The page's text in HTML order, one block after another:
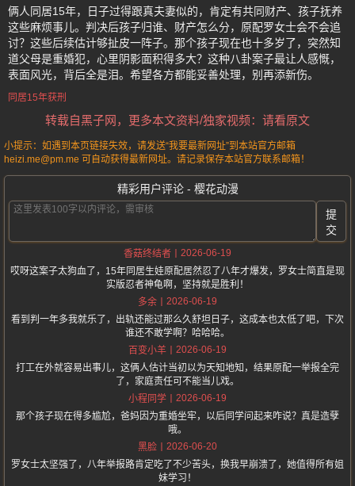
俩人同居15年，日子过得跟真夫妻似的，肯定有共同财产、孩子抚养
这些麻烦事儿。判决后孩子归谁、财产怎么分，原配罗女士会不会追
讨？这些后续估计够扯皮一阵子。那个孩子现在也十多岁了，突然知
道父母是重婚犯，心里阴影面积得多大？这种八卦案子最让人感慨，
表面风光，背后全是泪。希望各方都能妥善处理，别再添新伤。
同居15年获刑
转载自黑子网，更多本文资料/独家视频：请看原文
小提示：如遇到本页链接失效，请发送“我要最新网址”到本站官方邮箱
heizi.me@pm.me 可自动获得最新网址。请记录保存本站官方联系邮箱！
精彩用户评论 - 樱花动漫
提
交
香菇终结者
2026-06-19
哎呀这案子太狗血了，15年同居生娃原配居然忍了八年才爆发，罗女士简直是现
实版忍者神龟啊，坚持就是胜利！
多余
2026-06-19
看到判一年多我就乐了，出轨还能过那么久舒坦日子，这成本也太低了吧，下次
谁还不敢学啊？哈哈哈。
百变小羊
2026-06-19
打工在外就容易出事儿，这俩人估计当初以为天知地知，结果原配一举报全完
了，家庭责任可不能当儿戏。
小程同学
2026-06-19
那个孩子现在得多尴尬，爸妈因为重婚坐牢，以后同学问起来咋说？真是造孽
哦。
黑脸
2026-06-20
罗女士太坚强了，八年举报路肯定吃了不少苦头，换我早崩溃了，她值得所有姐
妹学习！